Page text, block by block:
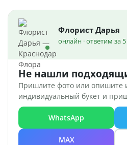
Флорист Дарья
онлайн · ответим за
Не нашли
Пришлите фото или опишите
индивидуальный букет и
WhatsApp
MAX